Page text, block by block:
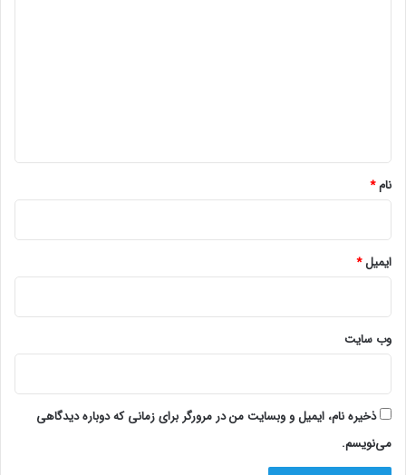
نام*
ایمیل*
وب‌ سایت
ذخیره نام، ایمیل و وبسایت من در مرورگر برای زمانی که دوباره دیدگاهی
می‌نویسم.